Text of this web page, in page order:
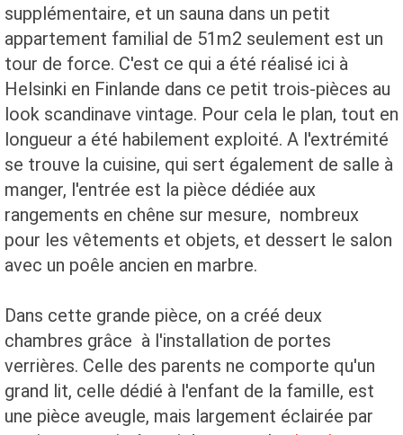
supplémentaire, et un sauna dans un petit
appartement familial de 51m2 seulement est un
tour de force. C'est ce qui a été réalisé ici à
Helsinki en Finlande dans ce petit trois-pièces au
look scandinave vintage. Pour cela le plan, tout en
longueur a été habilement exploité. A l'extrémité
se trouve la cuisine, qui sert également de salle à
manger, l'entrée est la pièce dédiée aux
rangements en chêne sur mesure, nombreux
pour les vêtements et objets, et dessert le salon
avec un poêle ancien en marbre.
Dans cette grande pièce, on a créé deux
chambres grâce à l'installation de portes
verrières. Celle des parents ne comporte qu'un
grand lit, celle dédié à l'enfant de la famille, est
une pièce aveugle, mais largement éclairée par